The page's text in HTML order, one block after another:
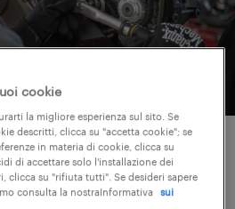
Ducati
Ducati significa
cookie
la migliore esperienza sul sito. Se
descritti, clicca su "accetta cookie"; se
in materia di cookie, clicca su
di accettare solo l'installazione dei
clicca su "rifiuta tutti". Se desideri sapere
consulta la nostraInformativa
sui